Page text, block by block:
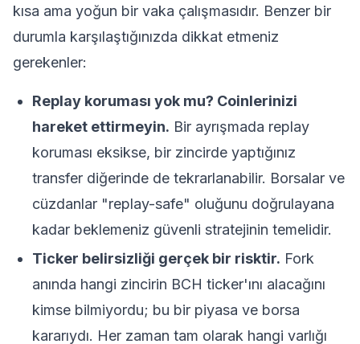
kısa ama yoğun bir vaka çalışmasıdır. Benzer bir
durumla karşılaştığınızda dikkat etmeniz
gerekenler:
Replay koruması yok mu? Coinlerinizi
hareket ettirmeyin. Bir ayrışmada replay
koruması eksikse, bir zincirde yaptığınız
transfer diğerinde de tekrarlanabilir. Borsalar ve
cüzdanlar "replay-safe" oluğunu doğrulayana
kadar beklemeniz güvenli stratejinin temelidir.
Ticker belirsizliği gerçek bir risktir. Fork
anında hangi zincirin BCH ticker'ını alacağını
kimse bilmiyordu; bu bir piyasa ve borsa
kararıydı. Her zaman tam olarak hangi varlığı